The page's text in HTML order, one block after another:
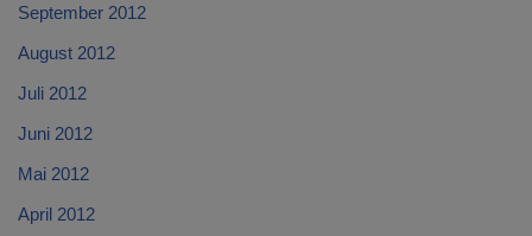
September 2012
August 2012
Juli 2012
Juni 2012
Mai 2012
April 2012